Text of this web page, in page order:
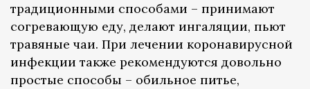
традиционными способами – принимают
согревающую еду, делают ингаляции, пьют
травяные чаи. При лечении коронавирусной
инфекции также рекомендуются довольно
простые способы – обильное питье,